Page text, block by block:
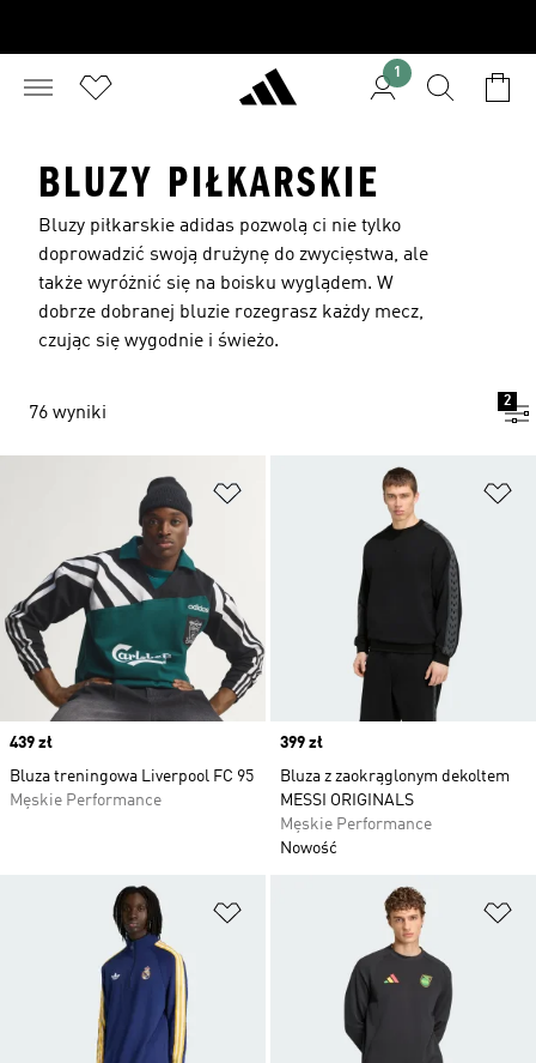
1
BLUZY PIŁKARSKIE
Bluzy piłkarskie adidas pozwolą ci nie tylko
doprowadzić swoją drużynę do zwycięstwa, ale
także wyróżnić się na boisku wyglądem. W
dobrze dobranej bluzie rozegrasz każdy mecz,
czując się wygodnie i świeżo.
76 wyniki
2
Dodaj do listy życzeń
Price
439 zł
Bluza treningowa Liverpool FC 95
Męskie Performance
Price
399 zł
Bluza z zaokrąglonym dekoltem
MESSI ORIGINALS
Męskie Performance
Nowość
Dodaj do listy życzeń